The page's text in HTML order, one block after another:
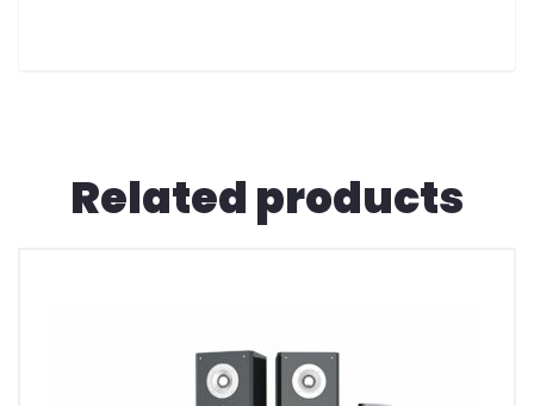
Related products